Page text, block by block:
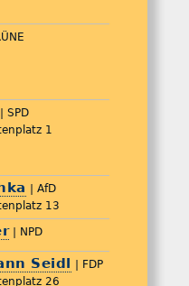
| SPD
1
| AfD
13
| NPD
Seidl | FDP
26